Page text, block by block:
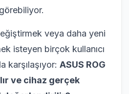
veya daha yeni
isteyen birçok kullanıcı
karşılaşıyor: ASUS ROG
ve cihaz gerçek